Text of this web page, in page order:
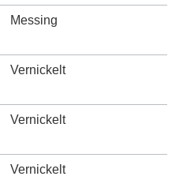
Messing
Vernickelt
Vernickelt
Vernickelt